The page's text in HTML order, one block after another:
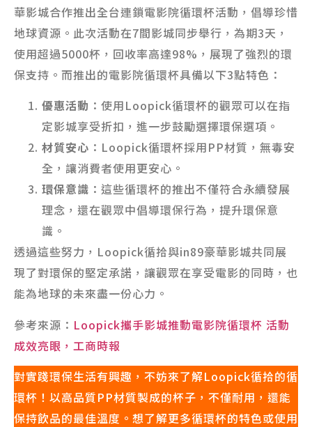
華影城合作推出全台連鎖電影院循環杯活動，倡導珍惜
地球資源。此次活動在7間影城同步舉行，為期3天，
使用超過5000杯，回收率高達98%，展現了強烈的環
保支持。而推出的電影院循環杯具備以下3點特色：
優惠活動 ：使用Loopick循環杯的觀眾可以在指
定影城享受折扣，進一步鼓勵選擇環保選項。
材質安心 ：Loopick循環杯採用PP材質，無毒安
全，讓消費者使用更安心。
環保意識 ：這些循環杯的推出不僅符合永續發展
理念，還在觀眾中倡導環保行為，提升環保意
識。
透過這些努力，Loopick循拾與in89豪華影城共同展
現了對環保的堅定承諾，讓觀眾在享受電影的同時，也
能為地球的未來盡一份心力。
參考來源： Loopick攜手影城推動電影院循環杯 活動
成效亮眼，工商時報
對實踐環保生活有興趣，不妨來了解Loopick循拾的循
環杯！以高品質PP材質製成的杯子，不僅耐用，還能
保持飲品的最佳溫度。想了解更多循環杯的特色或使用